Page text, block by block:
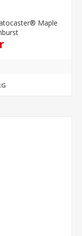
Maple